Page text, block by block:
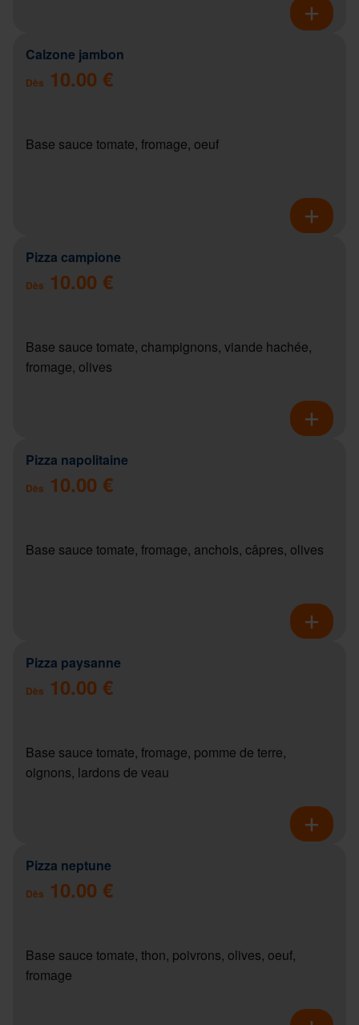
Calzone jambon
Dès 10.00 €
Base sauce tomate, fromage, oeuf
Pizza campione
Dès 10.00 €
Base sauce tomate, champignons, viande hachée,
fromage, olives
Pizza napolitaine
Dès 10.00 €
Base sauce tomate, fromage, anchois, câpres, olives
Pizza paysanne
Dès 10.00 €
Base sauce tomate, fromage, pomme de terre,
oignons, lardons de veau
Pizza neptune
Dès 10.00 €
Base sauce tomate, thon, poivrons, olives, oeuf,
fromage